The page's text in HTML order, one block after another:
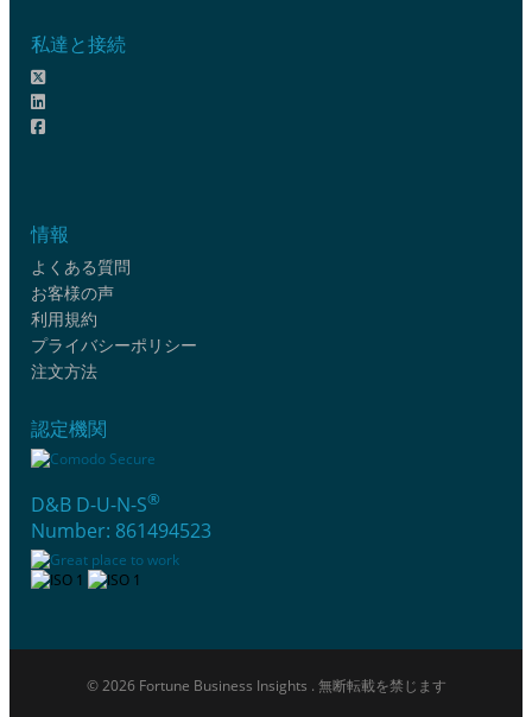
私達と接続
情報
よくある質問
お客様の声
利用規約
プライバシーポリシー
注文方法
認定機関
D&B D-U-N-S®
Number: 861494523
© 2026 Fortune Business Insights . 無断転載を禁じます